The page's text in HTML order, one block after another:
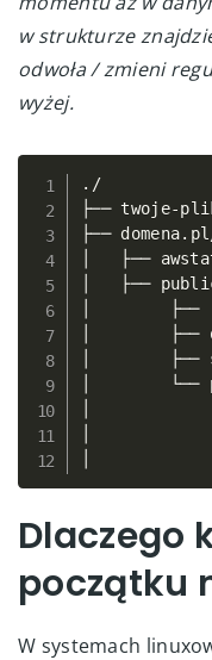
w strukturze
odwoła / zmieni
wyżej.
. /
├── twoje-
├── domena. pl
│   ├──
│   ├──
│        ├──
│        ├──
│        ├──
│        └──
│
│
│
Dlaczego
początku
W systemach